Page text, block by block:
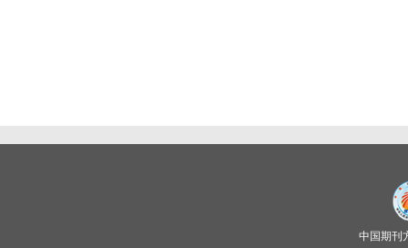
中国期刊